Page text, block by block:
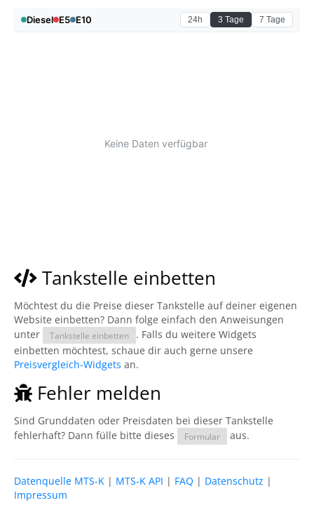
Tankstelle einbetten
Möchtest du die Preise dieser Tankstelle auf deiner eigenen
Website einbetten? Dann folge einfach den Anweisungen
unter
Tankstelle einbetten
. Falls du weitere Widgets
einbetten möchtest, schaue dir auch gerne unsere
Preisvergleich-Widgets an.
Fehler melden
Sind Grunddaten oder Preisdaten bei dieser Tankstelle
fehlerhaft? Dann fülle bitte dieses
Formular aus.
Datenquelle MTS-K | MTS-K API | FAQ | Datenschutz |
Impressum